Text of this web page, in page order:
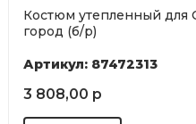
Костюм утепленный
город (б/р)
Артикул: 87472313
3 808,00 р